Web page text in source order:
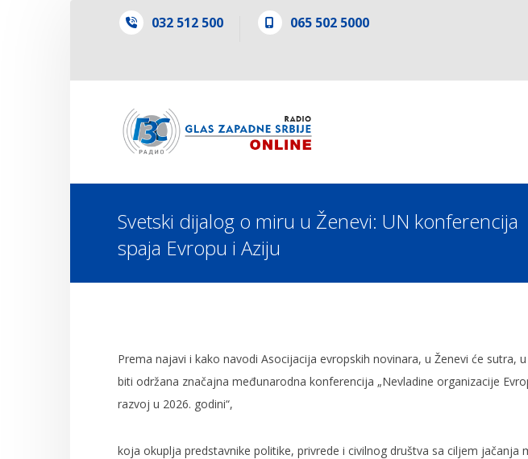
032 512 500 065 502 5000
Svetski dijalog o miru u Ženevi: UN konferencija
spaja Evropu i Aziju
Prema najavi i kako navodi Asocijacija evropskih novinara, u Ženevi će sutra,
biti održana značajna međunarodna konferencija „Nevladine organizacije
razvoj u 2026. godini“,
koja okuplja predstavnike politike, privrede i civilnog društva sa ciljem jačanja